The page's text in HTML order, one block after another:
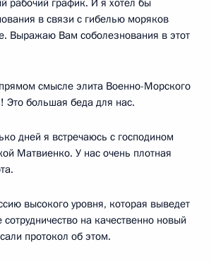
в связи с гибелью моряков
Выражаю Вам соболезнования в этот
смысле элита Военно-Морского
большая беда для нас.
дней я встречаюсь с господином
Матвиенко. У нас очень плотная
высокого уровня, которая выведет
на качественно новый
протокол об этом.